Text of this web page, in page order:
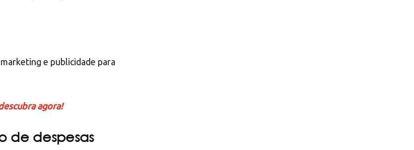
e publicidade para
agora!
de despesas